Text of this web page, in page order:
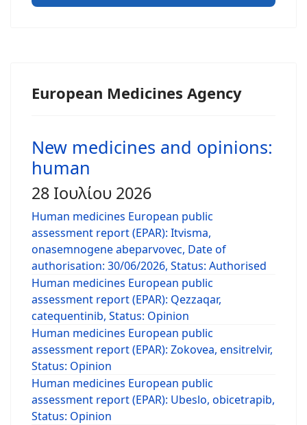
European Medicines Agency
New medicines and opinions:
human
28 Ιουλίου 2026
Human medicines European public
assessment report (EPAR): Itvisma,
onasemnogene abeparvovec, Date of
authorisation: 30/06/2026, Status: Authorised
Human medicines European public
assessment report (EPAR): Qezzaqar,
catequentinib, Status: Opinion
Human medicines European public
assessment report (EPAR): Zokovea, ensitrelvir,
Status: Opinion
Human medicines European public
assessment report (EPAR): Ubeslo, obicetrapib,
Status: Opinion